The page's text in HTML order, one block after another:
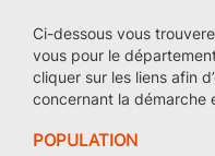
Ci-dessous vous
vous pour le
cliquer sur les liens afin
concernant la démarche
POPULATION